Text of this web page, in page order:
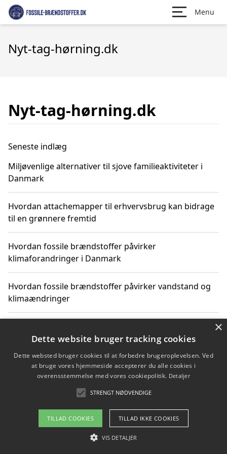
Menu
Nyt-tag-hørning.dk
Nyt-tag-hørning.dk
Seneste indlæg
Miljøvenlige alternativer til sjove familieaktiviteter i
Danmark
Hvordan attachemapper til erhvervsbrug kan bidrage
til en grønnere fremtid
Hvordan fossile brændstoffer påvirker
klimaforandringer i Danmark
Hvordan fossile brændstoffer påvirker vandstand og
klimaændringer
vores perspektiv
Copyright 2026 - Pilanto Aps
Om / kontakt
×
Dette website bruger tracking cookies
Dette websted bruger cookies til at forbedre brugeroplevelsen. Ved
at bruge vores hjemmeside accepterer du alle cookies i
overensstemmelse med vores cookiepolitik. Detaljer
STRENGT NØDVENDIGE
TILLAD COOKIES TILLAD IKKE COOKIES
VIS DETALJER